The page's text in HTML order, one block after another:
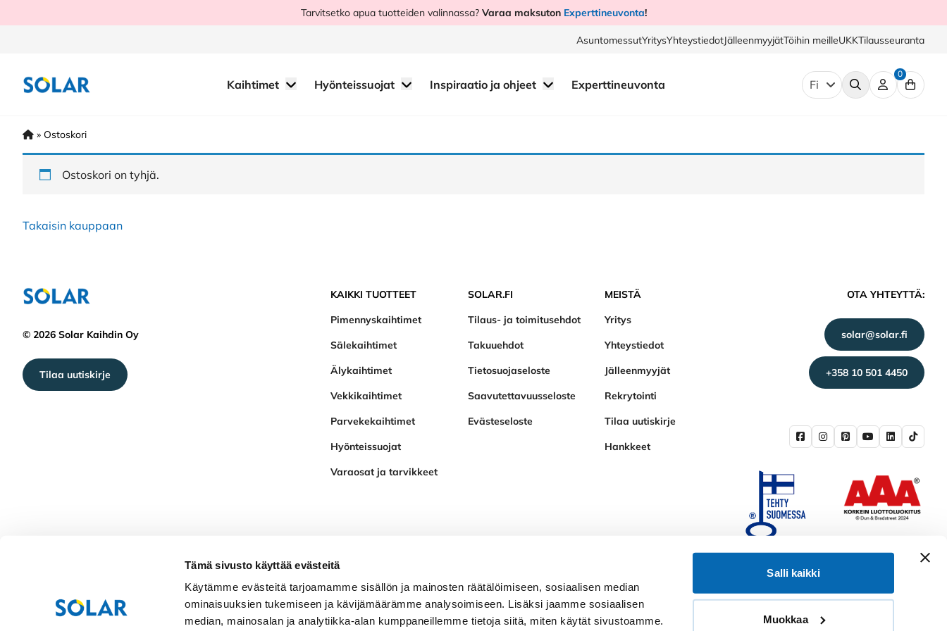
Tämä sivusto käyttää evästeitä
Käytämme evästeitä tarjoamamme sisällön ja mainosten räätälöimiseen, sosiaalisen median
ominaisuuksien tukemiseen ja kävijämäärämme analysoimiseen. Lisäksi jaamme sosiaalisen
median, mainosalan ja analytiikka-alan kumppaneillemme tietoja siitä, miten käytät sivustoamme.
Salli kaikki
Muokkaa
sisältöön
Tarvitsetko apua tuotteiden valinnassa?Varaa maksuton Experttineuvonta!
AsuntomessutYritysYhteystiedotJälleenmyyjätTöihin meilleUKKTilausseuranta
Kaihtimet Hyönteissuojat Inspiraatio ja ohjeet Experttineuvonta Fi
0
» Ostoskori
Ostoskori on tyhjä.
Takaisin kauppaan
© 2026 Solar Kaihdin Oy
Tilaa uutiskirje
KAIKKI TUOTTEET
Pimennyskaihtimet
Sälekaihtimet
Älykaihtimet
Vekkikaihtimet
Parvekekaihtimet
Hyönteissuojat
Varaosat ja tarvikkeet
SOLAR.FI
Tilaus- ja toimitusehdot
Takuuehdot
Tietosuojaseloste
Saavutettavuusseloste
Evästeseloste
MEISTÄ
Yritys
Yhteystiedot
Jälleenmyyjät
Rekrytointi
Tilaa uutiskirje
Hankkeet
OTA YHTEYTTÄ:
solar@solar.fi
+358 10 501 4450